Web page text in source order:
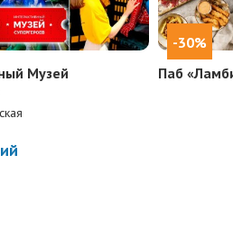
Музей
-30%
Паб